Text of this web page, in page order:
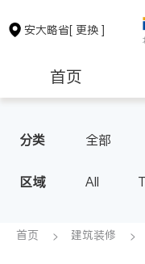
安大略省[ 更换 ]
首页
保险理财
银行贷款
分类 全部
地板建材
区域 All
首页 建筑装修